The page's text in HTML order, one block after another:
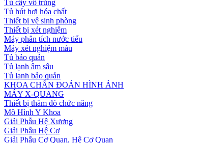
Tủ cấy vô trùng
Tủ hút hơi hóa chất
Thiết bị vệ sinh phòng
Thiết bị xét nghiệm
Máy phân tích nước tiểu
Máy xét nghiệm máu
Tủ bảo quản
Tủ lạnh âm sâu
Tủ lạnh bảo quản
KHOA CHẨN ĐOÁN HÌNH ẢNH
MÁY X-QUANG
Thiết bị thăm dò chức năng
Mô Hình Y Khoa
Giải Phẫu Hệ Xương
Giải Phẫu Hệ Cơ
Giải Phẫu Cơ Quan, Hệ Cơ Quan